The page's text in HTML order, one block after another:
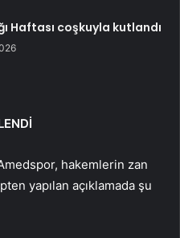
Haftası coşkuyla kutlandı
hakemlerin zan
yapılan açıklamada şu